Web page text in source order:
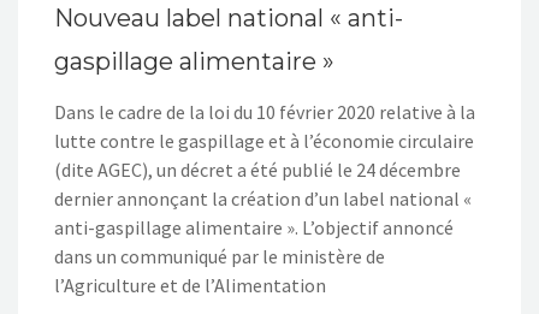
Nouveau label national « anti-
gaspillage alimentaire »
Dans le cadre de la loi du 10 février 2020 relative à la
lutte contre le gaspillage et à l’économie circulaire
(dite AGEC), un décret a été publié le 24 décembre
dernier annonçant la création d’un label national «
anti-gaspillage alimentaire ». L’objectif annoncé
dans un communiqué par le ministère de
l’Agriculture et de l’Alimentation